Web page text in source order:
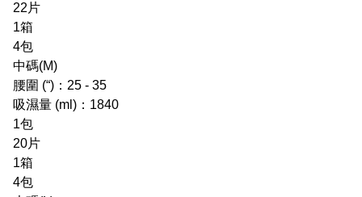
22片
1箱
4包
中碼(M)
腰圍 (“)：25 - 35
吸濕量 (ml)：1840
1包
20片
1箱
4包